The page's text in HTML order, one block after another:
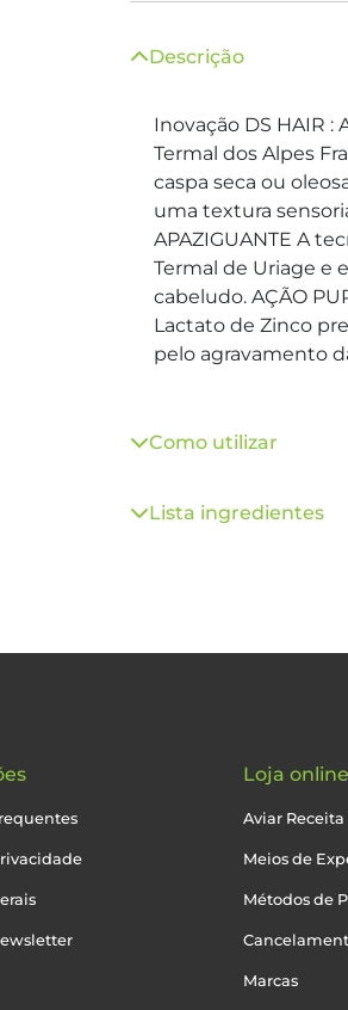
Descrição
Inovação DS HAIR
Termal dos Alpes
caspa seca ou
uma textura
APAZIGUANTE A
Termal de Uriage e
cabeludo. AÇÃO
Lactato de Zinco
pelo agravamento
Como utilizar
Lista ingredientes
Loja online
Aviar
Meios de
Métodos de
Marcas